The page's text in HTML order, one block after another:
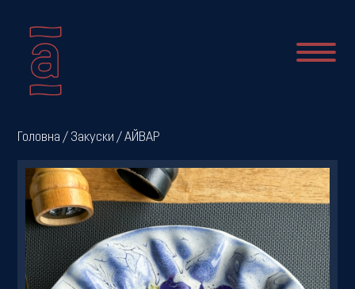
Про
нас
Новини
Головна / Закуски / АЙВАР